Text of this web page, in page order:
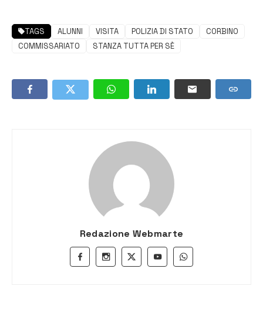
TAGS ALUNNI VISITA POLIZIA DI STATO
CORBINO
COMMISSARIATO
STANZA TUTTA PER SÈ
Redazione Webmarte